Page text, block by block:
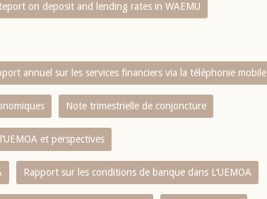
on deposit and lending rates in WAEMU
annuel sur les services financiers via la téléphonie mobile
Note trimestrielle de conjoncture
et perspectives
Rapport sur les conditions de banque dans L‘UEMOA